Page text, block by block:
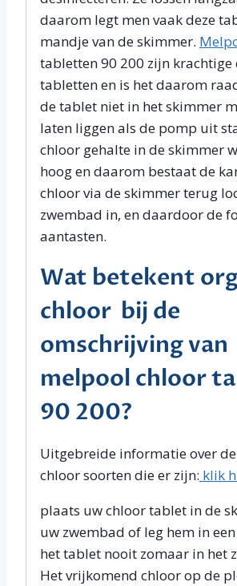
daarom legt men vaak deze
mandje van de skimmer.
tabletten 90 200 zijn krachtige
tabletten en is het daarom
de tablet niet in het skimmer
laten liggen als de pomp uit
chloor gehalte in de skimmer
hoog en daarom bestaat de
chloor via de skimmer terug
zwembad in, en daardoor de
aantasten.
Wat betekent
chloor bij de
omschrijving van
melpool chloor
90 200?
Uitgebreide informatie over
chloor soorten die er zijn: klik
plaats uw chloor tablet in de
uw zwembad of leg hem in
het tablet nooit zomaar in het
Het vrijkomend chloor op de